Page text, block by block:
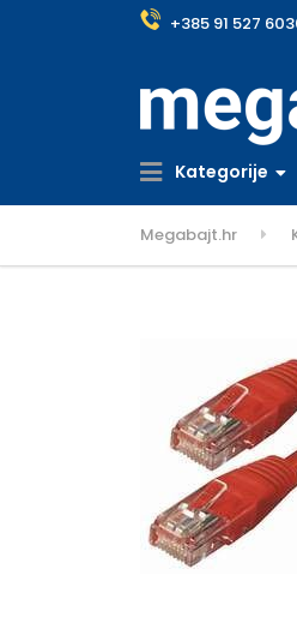
+385 91 527
Kategorije
Megabajt.hr